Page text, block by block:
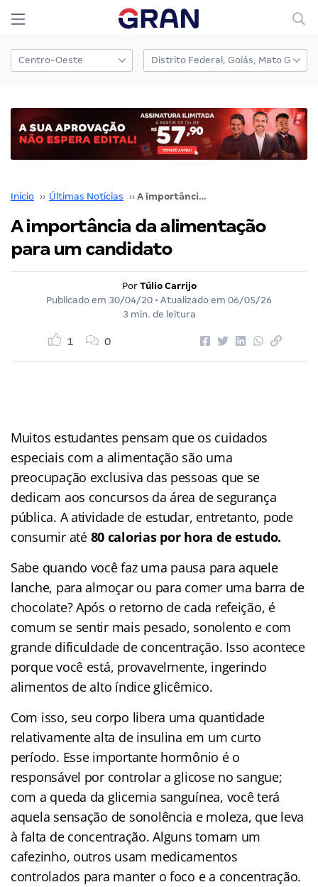
Início ›› Últimas Notícias ›› A importância da alimentação para um candidato
A importância da alimentação
para um candidato
Por Túlio Carrijo
Publicado em 30/04/20 • Atualizado em 06/05/26
3 min. de leitura
1 0
Muitos estudantes pensam que os cuidados
especiais com a alimentação são uma
preocupação exclusiva das pessoas que se
dedicam aos concursos da área de segurança
pública. A atividade de estudar, entretanto, pode
consumir até 80 calorias por hora de estudo.
Sabe quando você faz uma pausa para aquele
lanche, para almoçar ou para comer uma barra de
chocolate? Após o retorno de cada refeição, é
comum se sentir mais pesado, sonolento e com
grande dificuldade de concentração. Isso acontece
porque você está, provavelmente, ingerindo
alimentos de alto índice glicêmico.
Com isso, seu corpo libera uma quantidade
relativamente alta de insulina em um curto
período. Esse importante hormônio é o
responsável por controlar a glicose no sangue;
com a queda da glicemia sanguínea, você terá
aquela sensação de sonolência e moleza, que leva
à falta de concentração. Alguns tomam um
cafezinho, outros usam medicamentos
controlados para manter o foco e a concentração.